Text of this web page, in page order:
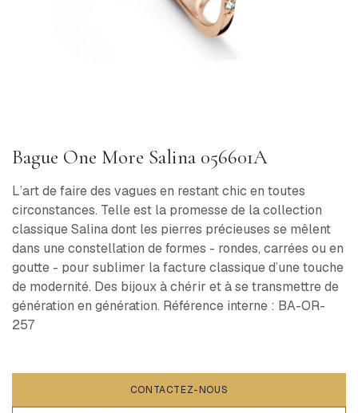
Bague One More Salina 056601A
L’art de faire des vagues en restant chic en toutes
circonstances. Telle est la promesse de la collection
classique Salina dont les pierres précieuses se mêlent
dans une constellation de formes - rondes, carrées ou en
goutte - pour sublimer la facture classique d’une touche
de modernité. Des bijoux à chérir et à se transmettre de
génération en génération. Référence interne : BA-OR-
257
CONTACTEZ-NOUS